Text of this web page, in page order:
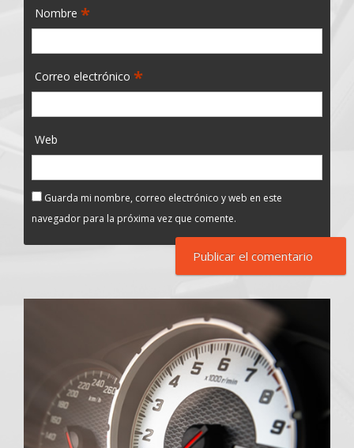
Nombre *
Correo electrónico *
Web
Guarda mi nombre, correo electrónico y web en este
navegador para la próxima vez que comente.